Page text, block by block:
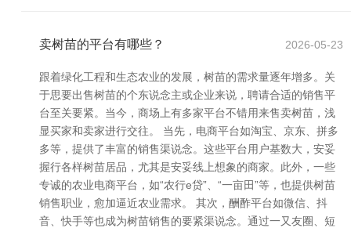
卖树苗的平台有哪些？ 2026-05-23
跟着绿化工程和生态农业的发展，树苗的需求量逐年增多。关
于思要出售树苗的个东说念主或企业来说，聘请合适的销售平
台至关要紧。当今，商场上有多家平台不错用来售卖树苗，浅
显买家和卖家进行交往。 当先，电商平台如淘宝、京东、拼多
多等，提供了丰富的销售渠说念。这些平台用户基数大，安妥
握行各样树苗居品，尤其是安妥线上想象的商家。此外，一些
专诚的农业电商平台，如“农行e贷”、“一亩田”等，也提供树苗
销售职业，愈加逼近农业需求。 其次，酬酢平台如微信、抖
音、快手等也成为树苗销售的要紧渠说念。通过一又友圈、短